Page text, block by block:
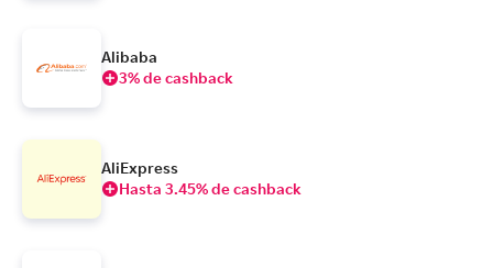
Alibaba
3% de cashback
AliExpress
Hasta 3.45% de cashback